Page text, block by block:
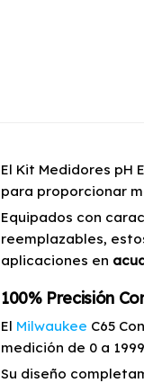
El Kit Medidores pH
para proporcionar
Equipados con
reemplazables,
aplicaciones en
100% Precisión
El Milwaukee C65
medición de 0 a
Su diseño